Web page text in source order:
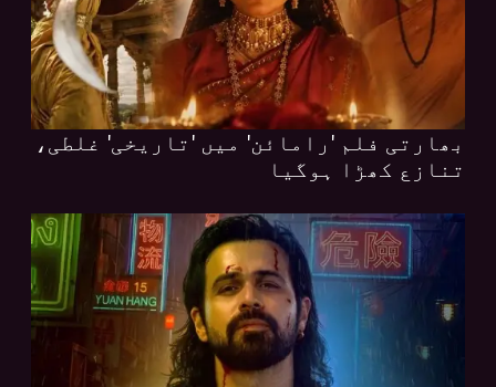
بھارتی فلم 'رامائن' میں 'تاریخی' غلطی،
تنازع کھڑا ہوگیا